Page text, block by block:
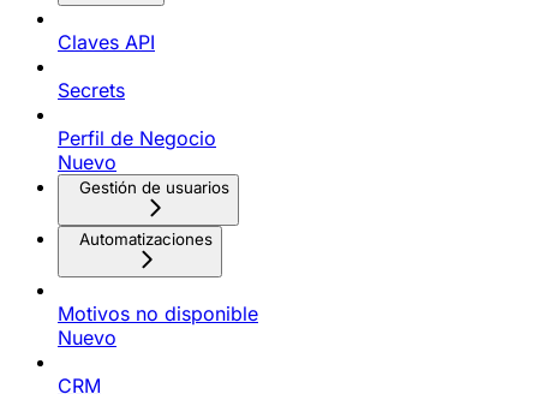
Claves API
Secrets
Perfil de Negocio
Nuevo
Gestión de usuarios
Automatizaciones
Motivos no disponible
Nuevo
CRM